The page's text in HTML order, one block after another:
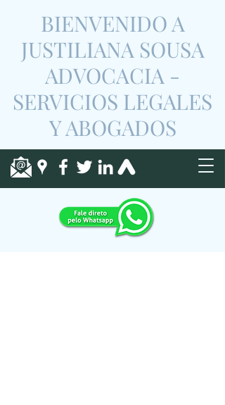
BIENVENIDO A
JUSTILIANA SOUSA
ADVOCACIA -
SERVICIOS LEGALES
Y ABOGADOS